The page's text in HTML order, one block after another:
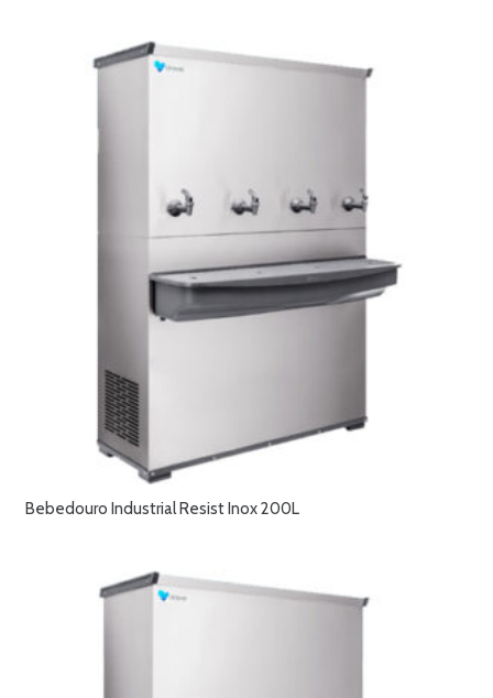
Bebedouro Industrial Resist Inox 200L